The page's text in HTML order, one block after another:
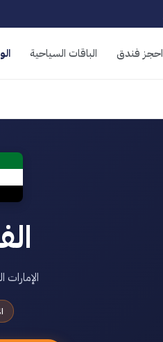
احجز فندق الباقات السياحية
الإمارات